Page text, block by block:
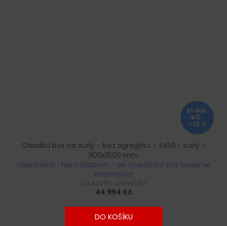
51 301
KČ
–12 %
Chladicí box na sudy - bez agregátu - 4x50 L sudy -
1100x1000 mm
Objednáno : Není skladem - po objednání Vás budeme
informovat
44 994 Kč
DO KOŠÍKU